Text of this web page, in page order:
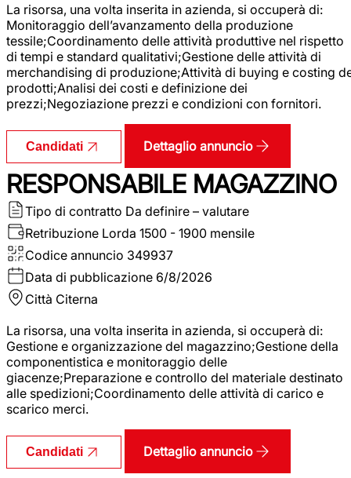
La risorsa, una volta inserita in azienda, si occuperà di:
Monitoraggio dell’avanzamento della produzione
tessile;Coordinamento delle attività produttive nel rispetto
di tempi e standard qualitativi;Gestione delle attività di
merchandising di produzione;Attività di buying e costing
prodotti;Analisi dei costi e definizione dei
prezzi;Negoziazione prezzi e condizioni con fornitori.
Candidati Dettaglio annuncio
RESPONSABILE MAGAZZINO
Tipo di contratto Da definire – valutare
Retribuzione Lorda 1500 - 1900 mensile
Codice annuncio 349937
Data di pubblicazione 6/8/2026
Città Citerna
La risorsa, una volta inserita in azienda, si occuperà di:
Gestione e organizzazione del magazzino;Gestione della
componentistica e monitoraggio delle
giacenze;Preparazione e controllo del materiale destinato
alle spedizioni;Coordinamento delle attività di carico e
scarico merci.
Candidati Dettaglio annuncio